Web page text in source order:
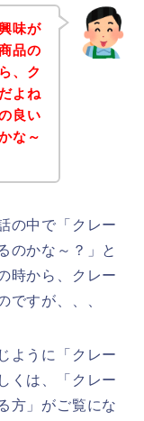
味が
品の
、ク
よね
良い
な～
の中で「クレー
のかな～？」と
時から、クレー
ですが、、、
ように「クレー
くは、「クレー
方」がご覧にな